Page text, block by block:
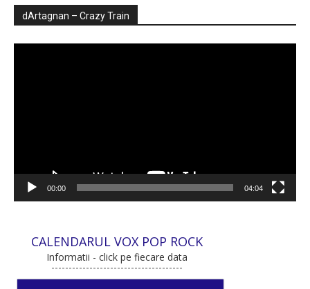
dArtagnan – Crazy Train
00:00 04:04
CALENDARUL VOX POP ROCK
Informatii - click pe fiecare data